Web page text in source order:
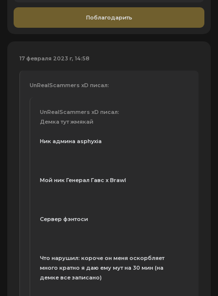
Поблагодарить
17 февраля 2023 г, 14:58
UnRealScammers xD писал:
UnRealScammers xD писал:
Демка тут жмякай
Ник админа asphyxia
Мой ник Генерал Гавс x Brawl
Сервер фэнтоси
Что нарушил: короче он меня оскорбляет
много кратно я даю ему мут на 30 мин (на
демке все записано)